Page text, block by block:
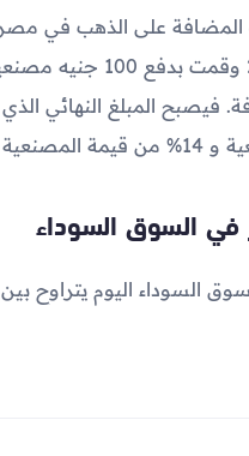
.
في السوق السوداء
اليوم يتراوح بين 45.20 و 45.45 جنيه